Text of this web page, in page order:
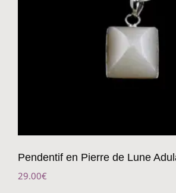
Pendentif en Pierre de Lune
29.00€